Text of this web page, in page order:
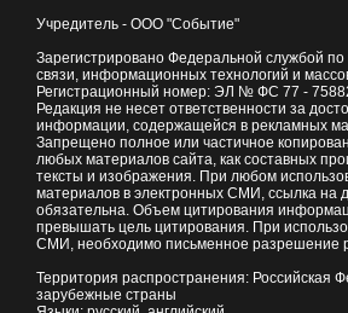
Учредитель - ООО "Событие"
Зарегистрировано Федеральной службой
связи, информационных технологий и
Регистрационный номер: ЭЛ № ФС 77 -
Редакция не несет ответственности за
информации, содержащейся в рекламных
Запрещено полное или частичное
любых материалов сайта, как составных
тексты и изображения. При любом
материалов в электронных СМИ, ссылка на
обязательна. Объем цитирования
превышать цель цитирования. При
СМИ, необходимо письменное разрешение
Территория распространения: Российская
зарубежные страны